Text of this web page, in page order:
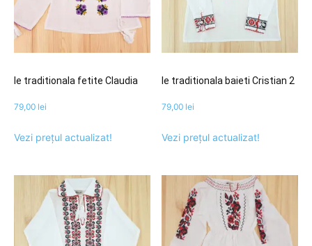
Ie traditionala fetite Claudia
79,00 lei
Vezi prețul actualizat!
Ie traditionala baieti Cristian 2
79,00 lei
Vezi prețul actualizat!